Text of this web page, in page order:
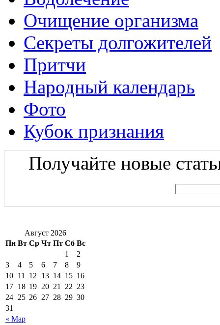
Очищение организма
Секреты долгожителей
Притчи
Народный календарь
Фото
Кубок признания
Получайте новые
Август 2026
Пн Вт Ср Чт Пт Сб Вс
« Мар
1
2
3
4 5 6 7 8
9
10 11 12 13 14 15 16
17 18 19 20 21 22 23
24 25 26 27 28 29 30
31